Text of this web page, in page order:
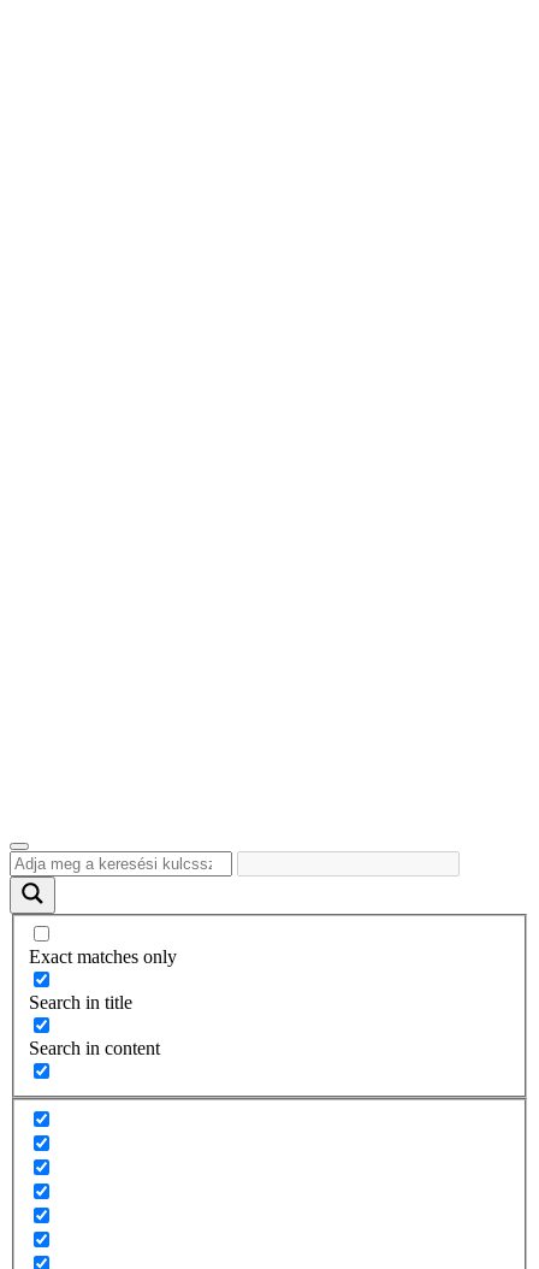
Exact matches only
Search in title
Search in content